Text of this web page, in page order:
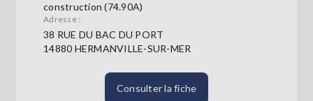
construction (74.90A)
Adresse :
38 RUE DU BAC DU PORT
14880 HERMANVILLE-SUR-MER
Consulter la fiche